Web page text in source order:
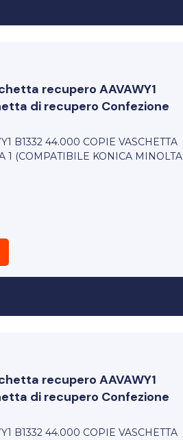
recupero AAVAWY1
di recupero Confezione
B1332 44.000 COPIE VASCHETTA
1 (COMPATIBILE KONICA MINOLTA
recupero AAVAWY1
di recupero Confezione
B1332 44.000 COPIE VASCHETTA